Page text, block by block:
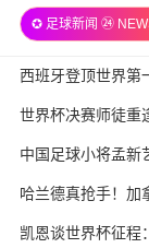
✪ 足球新闻 ㉔
西班牙登顶世界第
世界杯决赛师徒重
天的战术板
中国足球小将孟新
哈兰德真抢手！加
卖品
凯恩谈世界杯征程